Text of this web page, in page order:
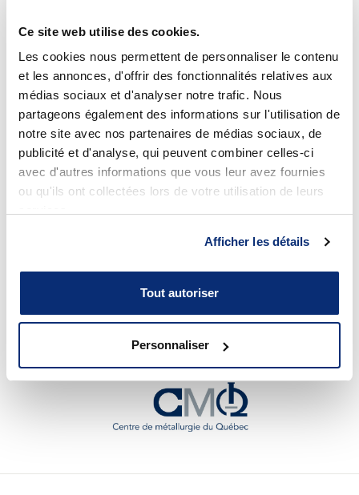
Ce site web utilise des cookies.
Les cookies nous permettent de personnaliser le contenu
et les annonces, d'offrir des fonctionnalités relatives aux
médias sociaux et d'analyser notre trafic. Nous
partageons également des informations sur l'utilisation de
notre site avec nos partenaires de médias sociaux, de
publicité et d'analyse, qui peuvent combiner celles-ci
avec d'autres informations que vous leur avez fournies
ou qu'ils ont collectées lors de votre utilisation de leurs
Afficher les détails
Tout autoriser
Personnaliser
Nos centres de transfert de
technologie